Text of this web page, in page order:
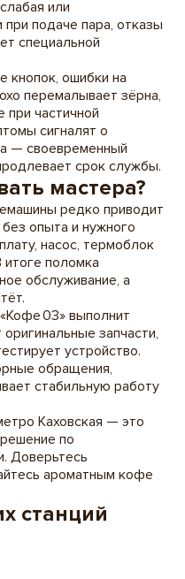
или
подаче пара, отказы
специальной
кнопок, ошибки на
перемалывает зёрна,
при частичной
сигналят о
— своевременный
срок службы.
мастера?
редко приводит
опыта и нужного
насос, термоблок
итоге поломка
обслуживание, а
03» выполнит
запчасти,
устройство.
обращения,
стабильную работу
Каховская — это
по
Доверьтесь
ароматным кофе
станций